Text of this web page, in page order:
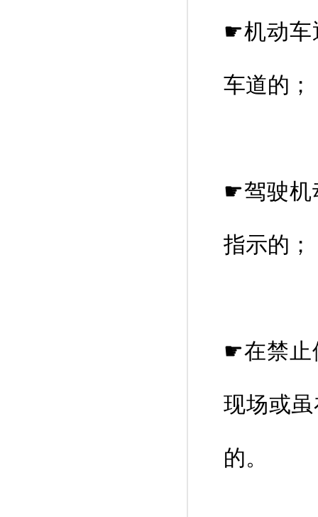
☛机动车
车道的；
☛驾驶机
指示的；
☛在禁止
现场或
的。